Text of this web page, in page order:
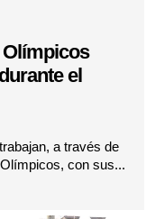
Olímpicos
el
a través de
con sus...